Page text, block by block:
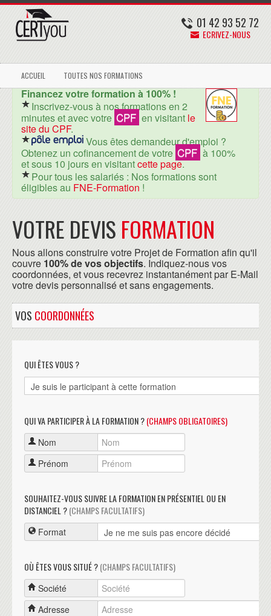
01 42 93 52 72
ECRIVEZ-NOUS
ACCUEIL TOUTES NOS FORMATIONS
Financez votre formation à 100% !
Inscrivez-vous à nos formations en 2
minutes et avec votre CPF en visitant le
site du CPF.
Vous êtes demandeur d'emploi ?
Obtenez un cofinancement de votre CPF à 100%
et sous 10 jours en visitantcette page.
Pour tous les salariés : Nos formations sont
éligibles au FNE-Formation !
VOTRE DEVIS FORMATION
Nous allons construire votre Projet de Formation afin qu'il
couvre 100% de vos objectifs. Indiquez-nous vos
coordonnées, et vous recevrez instantanément par E-Mail
votre devis personnalisé et sans engagements.
VOS COORDONNÉES
QUI ÊTES VOUS ?
QUI VA PARTICIPER À LA FORMATION ?(CHAMPS OBLIGATOIRES)
Nom
Prénom
SOUHAITEZ-VOUS SUIVRE LA FORMATION EN PRÉSENTIEL OU EN
DISTANCIEL ?(CHAMPS FACULTATIFS)
Format
OÙ ÊTES VOUS SITUÉ ?(CHAMPS FACULTATIFS)
Société
Adresse